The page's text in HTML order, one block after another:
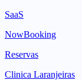
SaaS
NowBooking
Reservas
Clinica Laranjeiras